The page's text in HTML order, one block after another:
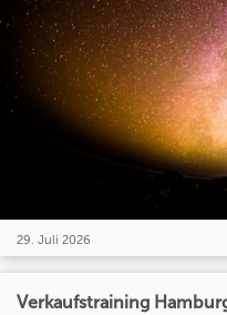
29. Juli 2026
Verkaufstraining